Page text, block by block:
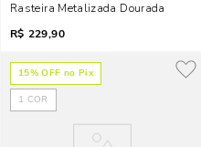
Rasteira Metalizada Dourada
R$ 229,90
15% OFF no Pix
1 COR